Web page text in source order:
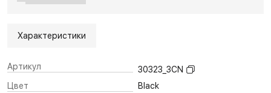
Характеристики
Артикул
30323_3CN
Цвет
Black